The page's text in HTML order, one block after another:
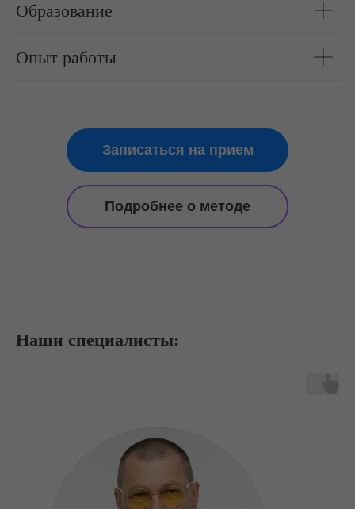
Образование
Опыт работы
Записаться на прием
Подробнее о методе
Наши специалисты: